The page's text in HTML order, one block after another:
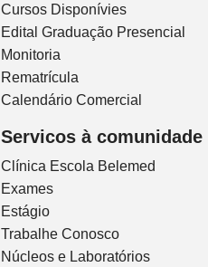
Cursos Disponívies
Edital Graduação Presencial
Monitoria
Rematrícula
Calendário Comercial
Servicos à comunidade
Clínica Escola Belemed
Exames
Estágio
Trabalhe Conosco
Núcleos e Laboratórios